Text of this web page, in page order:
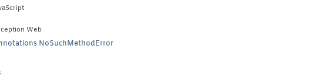
Web
NoSuchMethodError